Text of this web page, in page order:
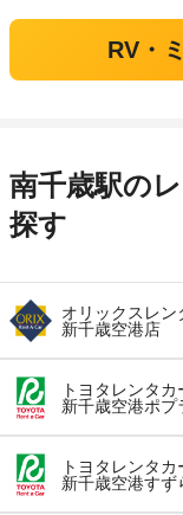
RV・
南千歳駅の
探す
オリックスレン
新千歳空港店
営業時間 毎日
アクセス 新千
住所 北海
トヨタレンタカ
新千歳空港ポプ
営業時間 毎日
アクセス 新千
トヨタレンタカ
新千歳空港すず